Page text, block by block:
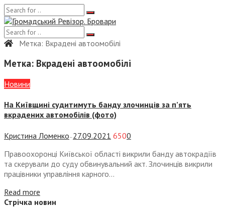
Метка: Вкрадені автоомобілі
Метка: Вкрадені автоомобілі
Новини
На Київщині судитимуть банду злочинців за п’ять
вкрадених автомобілів (фото)
Кристина Ломенко — 27.09.2021 6500
Правоохоронці Київської області викрили банду автокрадіїв
та скерували до суду обвинувальний акт. Злочинців викрили
працівники управління карного...
Read more
Стрічка новин